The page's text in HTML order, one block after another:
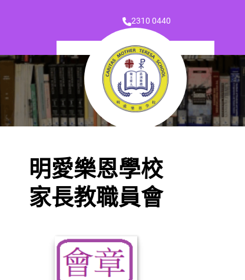
2310 0440
明愛樂恩學校
家長教職員會